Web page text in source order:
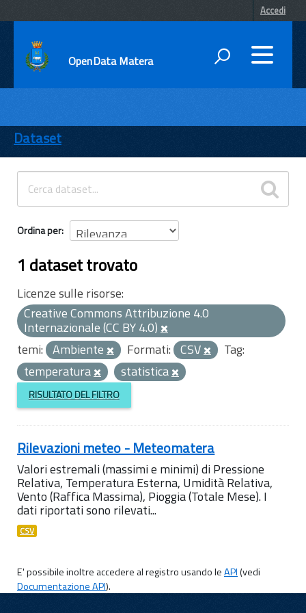
Accedi
OpenData Matera
ENTI
TEMI
INFORMAZIONI
Dataset
Ordina per
1 dataset trovato
Licenze sulle risorse:
Creative Commons Attribuzione 4.0
Internazionale (CC BY 4.0)
temi: Ambiente Formati: CSV
Tag:
temperatura
statistica
RISULTATO DEL FILTRO
Rilevazioni meteo - Meteomatera
Valori estremali (massimi e minimi) di Pressione
Relativa, Temperatura Esterna, Umidità Relativa,
Vento (Raffica Massima), Pioggia (Totale Mese). I
dati riportati sono rilevati...
CSV
E' possibile inoltre accedere al registro usando leAPI(vedi
Documentazione API).